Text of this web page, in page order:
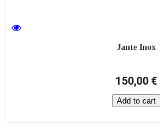
Jante Inox
150,00 €
Add to cart